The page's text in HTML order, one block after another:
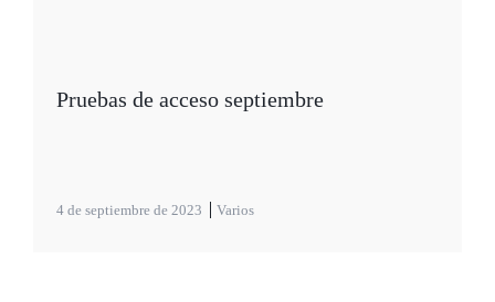
Pruebas de acceso septiembre
4 de septiembre de 2023 Varios